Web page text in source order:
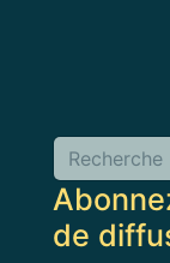
de